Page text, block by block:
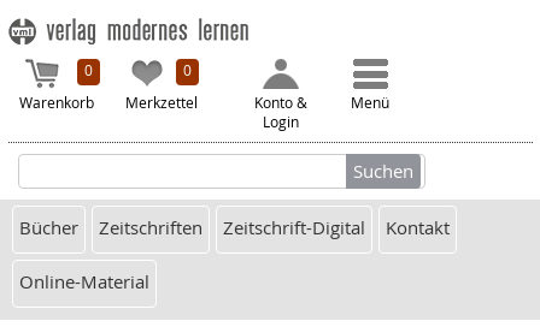
0
Warenkorb
0
Merkzettel
Konto &
Login
Menü
Bücher Zeitschriften Zeitschrift-Digital Kontakt
Online-Material